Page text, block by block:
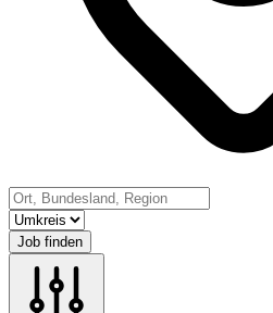
Job finden